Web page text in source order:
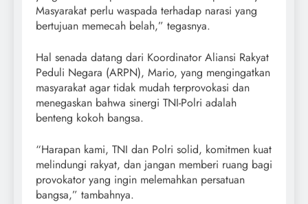
Masyarakat perlu waspada terhadap narasi yang
bertujuan memecah belah,” tegasnya.
Hal senada datang dari Koordinator Aliansi Rakyat
Peduli Negara (ARPN), Mario, yang mengingatkan
masyarakat agar tidak mudah terprovokasi dan
menegaskan bahwa sinergi TNI-Polri adalah
benteng kokoh bangsa.
“Harapan kami, TNI dan Polri solid, komitmen kuat
melindungi rakyat, dan jangan memberi ruang bagi
provokator yang ingin melemahkan persatuan
bangsa,” tambahnya.